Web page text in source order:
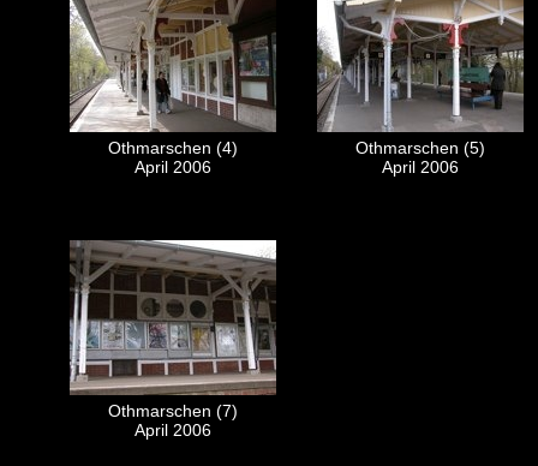
Othmarschen (4)
April 2006
Othmarschen (5)
April 2006
Othmarschen (7)
April 2006